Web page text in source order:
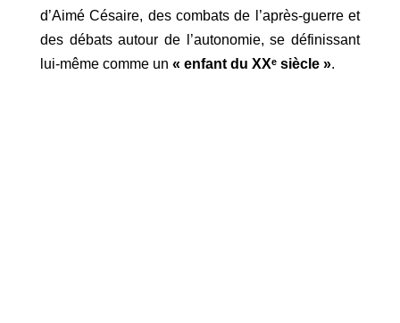
d’Aimé Césaire, des combats de l’après-guerre et
des débats autour de l’autonomie, se définissant
lui-même comme un « enfant du XXᵉ siècle ».